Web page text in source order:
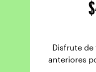
Disfrute
anteriores